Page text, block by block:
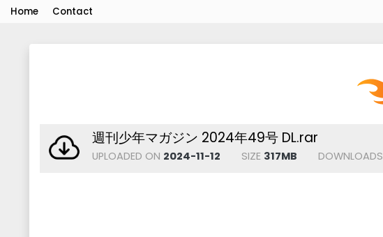
Home Contact
週刊少年マガジン 2024年49号 DL.rar
UPLOADED ON 2024-11-12 SIZE 317MB DOWNLOADS